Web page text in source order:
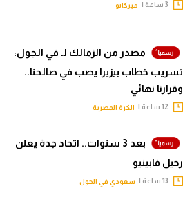
ميركاتو
مصدر من الزمالك لـ في الجول:
تسريب خطاب بيزيرا يصب في صالحنا..
وقرارنا نهائي
الكرة المصرية
بعد 3 سنوات.. اتحاد جدة يعلن
رحيل فابينيو
سعودي في الجول